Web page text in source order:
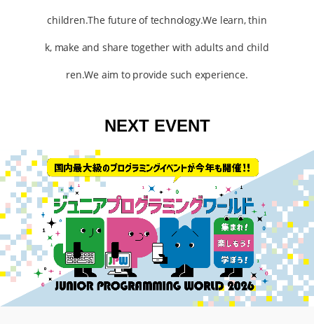
children.The future of technology.We learn, thin
k, make and share together with adults and child
ren.We aim to provide such experience.
NEXT EVENT